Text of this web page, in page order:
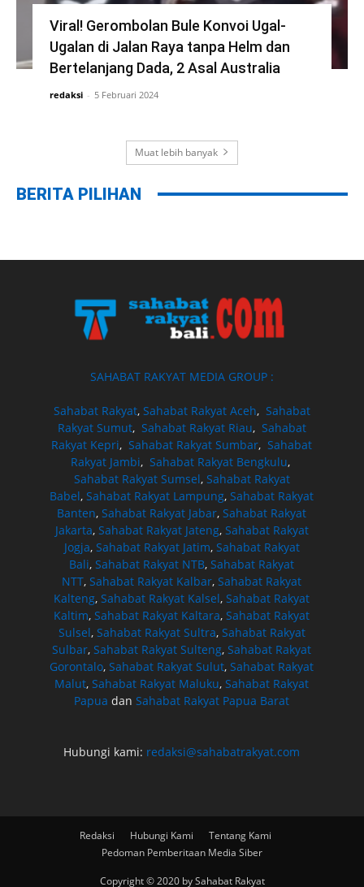
Viral! Gerombolan Bule Konvoi Ugal-
Ugalan di Jalan Raya tanpa Helm dan
Bertelanjang Dada, 2 Asal Australia
redaksi - 5 Februari 2024
Muat lebih banyak
BERITA PILIHAN
SAHABAT RAKYAT MEDIA GROUP :
Sahabat Rakyat, Sahabat Rakyat Aceh, Sahabat
Rakyat Sumut, Sahabat Rakyat Riau, Sahabat
Rakyat Kepri,Sahabat Rakyat Sumbar,Sahabat
Rakyat Jambi, Sahabat Rakyat Bengkulu,
Sahabat Rakyat Sumsel, Sahabat Rakyat
Babel,Sahabat Rakyat Lampung,Sahabat Rakyat
Banten,Sahabat Rakyat Jabar,Sahabat Rakyat
Jakarta, Sahabat Rakyat Jateng, Sahabat Rakyat
Jogja, Sahabat Rakyat Jatim, Sahabat Rakyat
Bali,Sahabat Rakyat NTB,Sahabat Rakyat
NTT,Sahabat Rakyat Kalbar,Sahabat Rakyat
Kalteng,Sahabat Rakyat Kalsel,Sahabat Rakyat
Kaltim,Sahabat Rakyat Kaltara,Sahabat Rakyat
Sulsel, Sahabat Rakyat Sultra, Sahabat Rakyat
Sulbar,Sahabat Rakyat Sulteng,Sahabat Rakyat
Gorontalo,Sahabat Rakyat Sulut,Sahabat Rakyat
Malut,Sahabat Rakyat Maluku,Sahabat Rakyat
Papua danSahabat Rakyat Papua Barat
Hubungi kami: redaksi@sahabatrakyat.com
Redaksi Hubungi Kami
Tentang Kami
Pedoman Pemberitaan Media Siber
Copyright © 2020 by Sahabat Rakyat